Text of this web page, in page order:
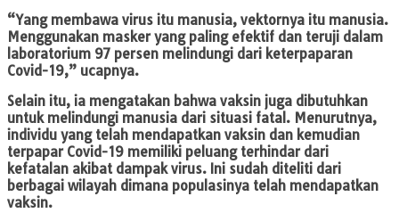
“Yang membawa virus itu manusia, vektornya itu manusia.
Menggunakan masker yang paling efektif dan teruji dalam
laboratorium 97 persen melindungi dari keterpaparan
Covid-19,” ucapnya.
Selain itu, ia mengatakan bahwa vaksin juga dibutuhkan
untuk melindungi manusia dari situasi fatal. Menurutnya,
individu yang telah mendapatkan vaksin dan kemudian
terpapar Covid-19 memiliki peluang terhindar dari
kefatalan akibat dampak virus. Ini sudah diteliti dari
berbagai wilayah dimana populasinya telah mendapatkan
vaksin.